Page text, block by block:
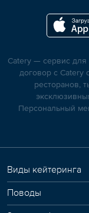
Catery — сервис
договор с Catery
ресторанов,
Персональный
Виды кейтеринга
Поводы